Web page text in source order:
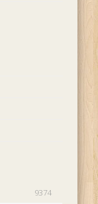
9374